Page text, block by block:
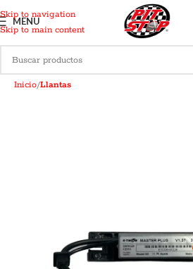
Skip to navigation
Skip to main content
MENU
Inicio Llantas